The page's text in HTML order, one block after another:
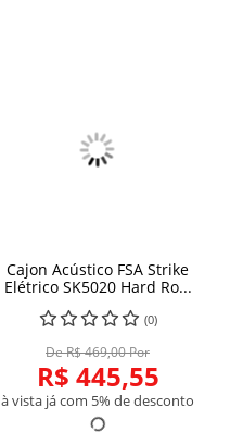
Cajon Acústico FSA Strike
Elétrico SK5020 Hard Ro...
(0)
De R$ 469,00 Por
R$ 445,55
à vista já com 5% de desconto